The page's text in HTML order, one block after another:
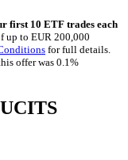
first 10 ETF trades each
up to EUR 200,000
for full details.
offer was 0.1%